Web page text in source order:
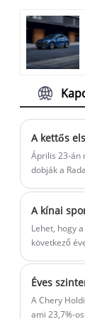
Április 23-án
dobják a
Lehet, hogy
következő
sportkocsi
az autókkal,
A Chery
ami 23,7%-